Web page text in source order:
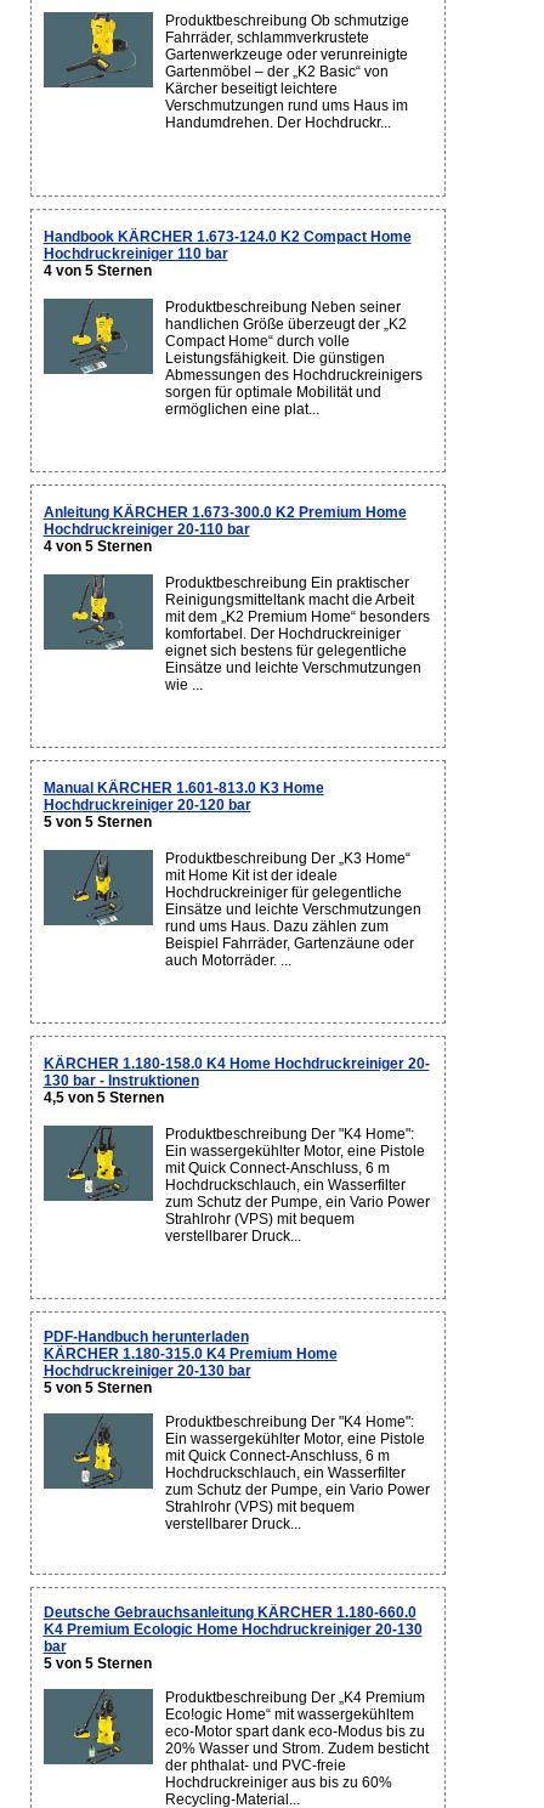
Produktbeschreibung Ob schmutzige
Fahrräder, schlammverkrustete
Gartenwerkzeuge oder verunreinigte
Gartenmöbel – der „K2 Basic“ von
Kärcher beseitigt leichtere
Verschmutzungen rund ums Haus im
Handumdrehen. Der Hochdruckr...
Handbook KÄRCHER 1.673-124.0 K2 Compact Home
Hochdruckreiniger 110 bar
4 von 5 Sternen
Produktbeschreibung Neben seiner
handlichen Größe überzeugt der „K2
Compact Home“ durch volle
Leistungsfähigkeit. Die günstigen
Abmessungen des Hochdruckreinigers
sorgen für optimale Mobilität und
ermöglichen eine plat...
Anleitung KÄRCHER 1.673-300.0 K2 Premium Home
Hochdruckreiniger 20-110 bar
4 von 5 Sternen
Produktbeschreibung Ein praktischer
Reinigungsmitteltank macht die Arbeit
mit dem „K2 Premium Home“ besonders
komfortabel. Der Hochdruckreiniger
eignet sich bestens für gelegentliche
Einsätze und leichte Verschmutzungen
wie ...
Manual KÄRCHER 1.601-813.0 K3 Home
Hochdruckreiniger 20-120 bar
5 von 5 Sternen
Produktbeschreibung Der „K3 Home“
mit Home Kit ist der ideale
Hochdruckreiniger für gelegentliche
Einsätze und leichte Verschmutzungen
rund ums Haus. Dazu zählen zum
Beispiel Fahrräder, Gartenzäune oder
auch Motorräder. ...
KÄRCHER 1.180-158.0 K4 Home Hochdruckreiniger 20-
130 bar - Instruktionen
4,5 von 5 Sternen
Produktbeschreibung Der "K4 Home":
Ein wassergekühlter Motor, eine Pistole
mit Quick Connect-Anschluss, 6 m
Hochdruckschlauch, ein Wasserfilter
zum Schutz der Pumpe, ein Vario Power
Strahlrohr (VPS) mit bequem
verstellbarer Druck...
PDF-Handbuch herunterladen
KÄRCHER 1.180-315.0 K4 Premium Home
Hochdruckreiniger 20-130 bar
5 von 5 Sternen
Produktbeschreibung Der "K4 Home":
Ein wassergekühlter Motor, eine Pistole
mit Quick Connect-Anschluss, 6 m
Hochdruckschlauch, ein Wasserfilter
zum Schutz der Pumpe, ein Vario Power
Strahlrohr (VPS) mit bequem
verstellbarer Druck...
Deutsche Gebrauchsanleitung KÄRCHER 1.180-660.0
K4 Premium Ecologic Home Hochdruckreiniger 20-130
bar
5 von 5 Sternen
Produktbeschreibung Der „K4 Premium
Eco!ogic Home“ mit wassergekühltem
eco-Motor spart dank eco-Modus bis zu
20% Wasser und Strom. Zudem besticht
der phthalat- und PVC-freie
Hochdruckreiniger aus bis zu 60%
Recycling-Material...